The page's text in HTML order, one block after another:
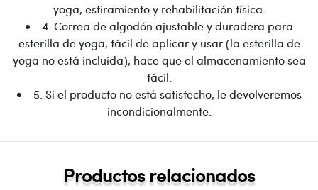
yoga, estiramiento y rehabilitación física.
4. Correa de algodón ajustable y duradera para
esterilla de yoga, fácil de aplicar y usar (la esterilla de
yoga no está incluida), hace que el almacenamiento sea
fácil.
5. Si el producto no está satisfecho, le devolveremos
incondicionalmente.
Productos relacionados